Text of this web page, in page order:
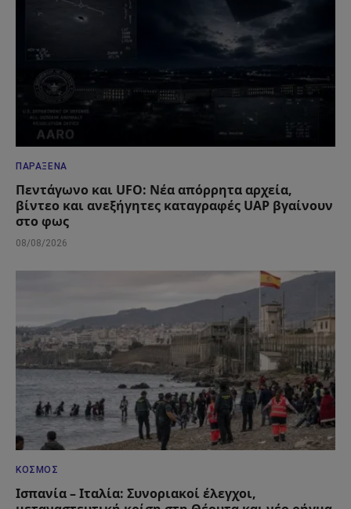
ΠΑΡΆΞΕΝΑ
Πεντάγωνο και UFO: Νέα απόρρητα αρχεία,
βίντεο και ανεξήγητες καταγραφές UAP βγαίνουν
στο φως
08/08/2026
ΚΌΣΜΟΣ
Ισπανία – Ιταλία: Συνοριακοί έλεγχοι,